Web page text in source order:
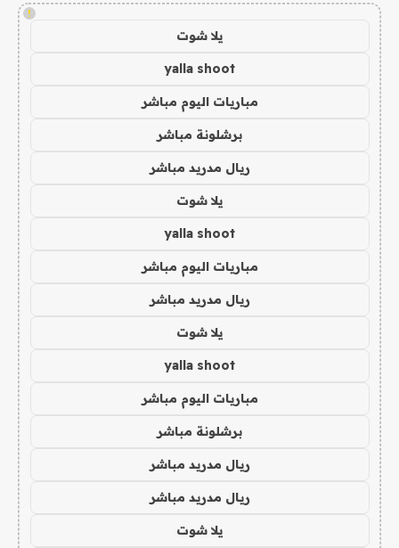
!
يلا شوت
yalla shoot
مباريات اليوم مباشر
برشلونة مباشر
ريال مدريد مباشر
يلا شوت
yalla shoot
مباريات اليوم مباشر
ريال مدريد مباشر
يلا شوت
yalla shoot
مباريات اليوم مباشر
برشلونة مباشر
ريال مدريد مباشر
ريال مدريد مباشر
يلا شوت